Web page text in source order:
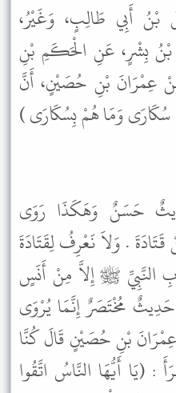
بْنُ أَبِي طَالِبٍ، وَغَيْرُ،
بْنُ بِشْرٍ، عَنِ الْحَكَمِ بْنِ
عِمْرَانَ بْنِ حُصَيْنٍ، أَنَّ
وَمَا هُمْ بِسُكَارَى )
حَسَنٌ وَهَكَذَا رَوَى
. وَلاَ نَعْرِفُ لِقَتَادَةَ
النَّبِيِّ ﷺ إِلاَّ مِنْ أَنَسٍ
مُخْتَصَرٌ إِنَّمَا يُرْوَى
بْنِ حُصَيْنٍ قَالَ كُنَّا
(يَا أَيُّهَا النَّاسُ اتَّقُوا